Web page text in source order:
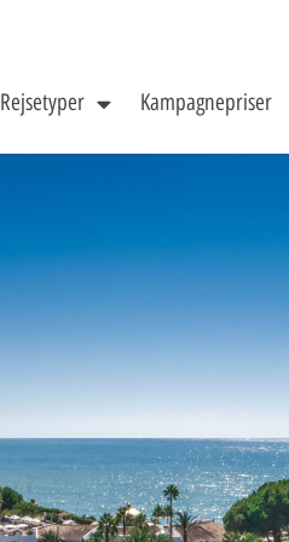
Rejsetyper Kampagnepriser